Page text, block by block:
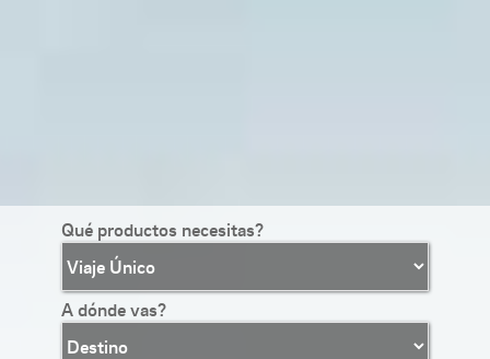
Qué productos necesitas?
A dónde vas?